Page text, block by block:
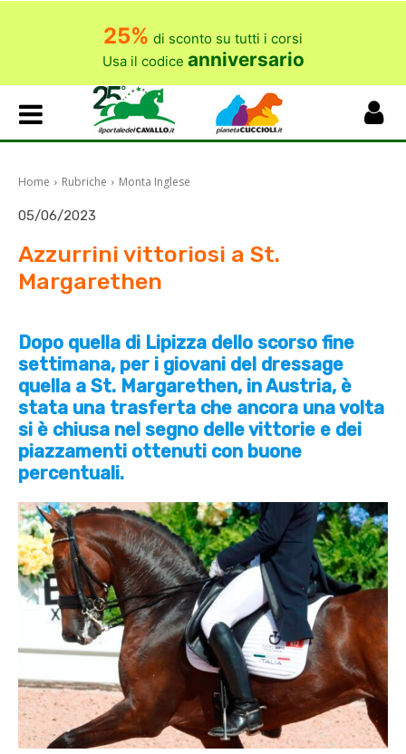
25% di sconto su tutti i corsi
Usa il codice anniversario
Home Rubriche Monta Inglese
05/06/2023
Azzurrini vittoriosi a St.
Margarethen
Dopo quella di Lipizza dello scorso fine
settimana, per i giovani del dressage
quella a St. Margarethen, in Austria, è
stata una trasferta che ancora una volta
si è chiusa nel segno delle vittorie e dei
piazzamenti ottenuti con buone
percentuali.